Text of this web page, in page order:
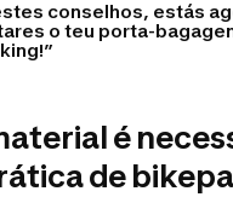
conselhos, estás
o teu porta-
é
de